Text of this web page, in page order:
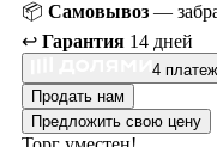
📦 Самовывоз —
↩️ Гарантия 14 дней
4
Продать нам
Предложить свою цену